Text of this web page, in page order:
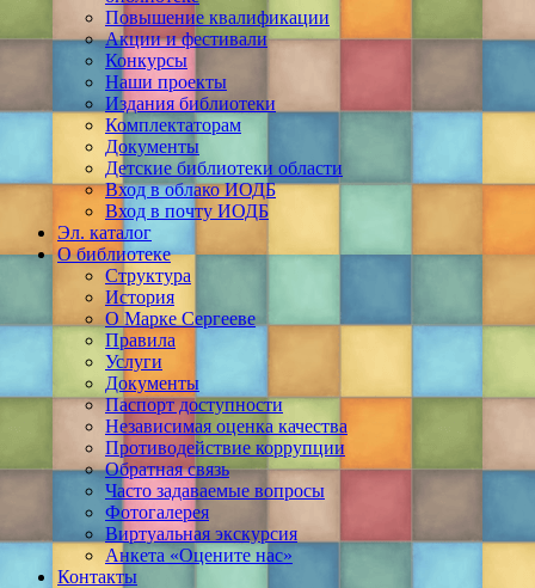
Повышение квалификации
Акции и фестивали
Конкурсы
Наши проекты
Издания библиотеки
Комплектаторам
Документы
Детские библиотеки области
Вход в облако ИОДБ
Вход в почту ИОДБ
Эл. каталог
О библиотеке
Структура
История
О Марке Сергееве
Правила
Услуги
Документы
Паспорт доступности
Независимая оценка качества
Противодействие коррупции
Обратная связь
Часто задаваемые вопросы
Фотогалерея
Виртуальная экскурсия
Анкета «Оцените нас»
Контакты